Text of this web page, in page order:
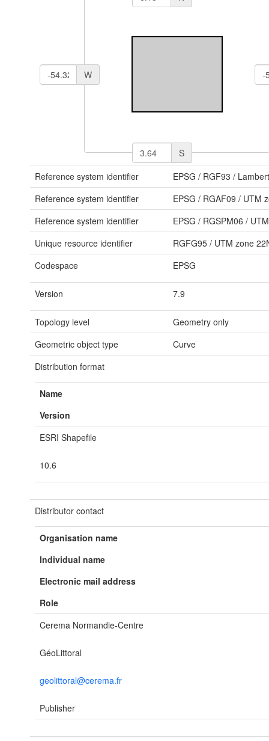
S
W
Reference system identifier EPSG/ RGF93 /
Reference system identifier
EPSG/ RGAF09 / UTM
Reference system identifier
EPSG/ RGSPM06 /
Unique resource identifier
RGFG95 / UTM zone
Codespace
EPSG
Version 7.9
Topology level
Geometry only
Geometric object type
Curve
Distribution format
Name
Version
ESRI Shapefile
10.6
Distributor contact
Organisation name
Individual name
Electronic mail address
Role
Cerema Normandie-Centre
GéoLittoral
geolittoral@cerema.fr
Publisher